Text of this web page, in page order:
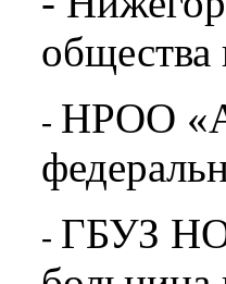
общества
- НРОО
- ГБУЗ НО